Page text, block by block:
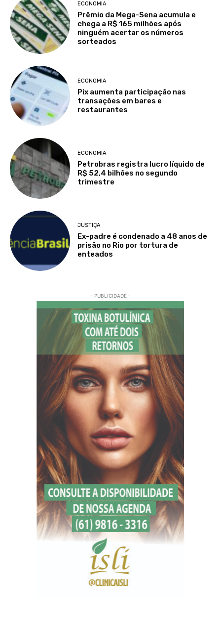
ECONOMIA
Prêmio da Mega-Sena acumula e
chega a R$ 165 milhões após
ninguém acertar os números
sorteados
ECONOMIA
Pix aumenta participação nas
transações em bares e
restaurantes
ECONOMIA
Petrobras registra lucro líquido de
R$ 52,4 bilhões no segundo
trimestre
JUSTIÇA
Ex-padre é condenado a 48 anos de
prisão no Rio por tortura de
enteados
- PUBLICIDADE -